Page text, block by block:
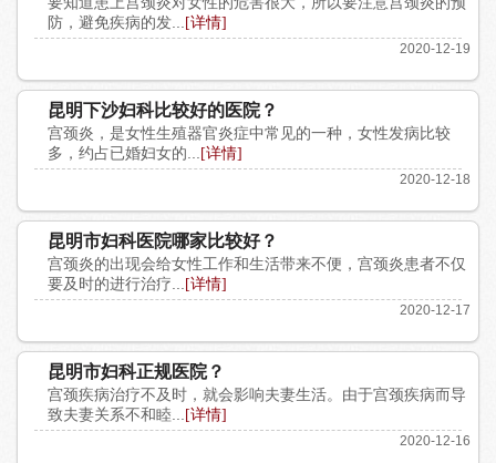
防，避免疾病的发...
[详情]
2020-12-19
昆明下沙妇科比较好的医院？
宫颈炎，是女性生殖器官炎症中常见的一种，女性发病比较
多，约占已婚妇女的...
[详情]
2020-12-18
昆明市妇科医院哪家比较好？
宫颈炎的出现会给女性工作和生活带来不便，宫颈炎患者不仅
要及时的进行治疗...
[详情]
2020-12-17
昆明市妇科正规医院？
宫颈疾病治疗不及时，就会影响夫妻生活。由于宫颈疾病而导
致夫妻关系不和睦...
[详情]
2020-12-16